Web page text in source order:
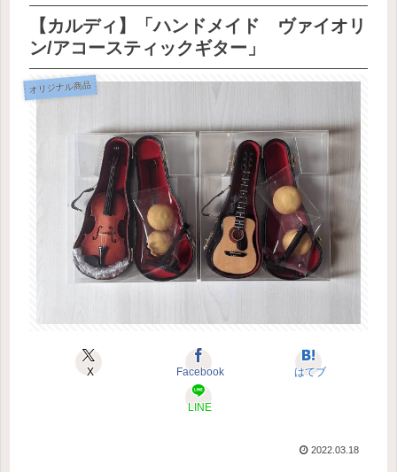
【カルディ】「ハンドメイド ヴァイオリ
ン/アコースティックギター」
オリジナル商品
X Facebook はてブ
LINE
2022.03.18